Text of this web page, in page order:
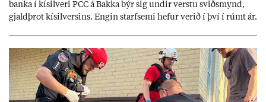
banka í kís­il­veri PCC á Bakka býr sig und­ir verstu sviðs­mynd,
gjald­þrot kís­il­vers­ins. Eng­in starf­semi hef­ur ver­ið í því í rúmt ár.